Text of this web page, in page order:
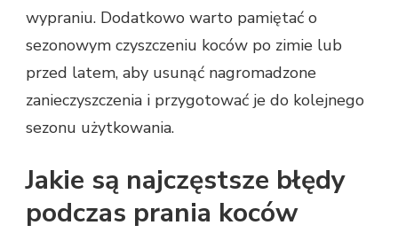
wypraniu. Dodatkowo warto pamiętać o
sezonowym czyszczeniu koców po zimie lub
przed latem, aby usunąć nagromadzone
zanieczyszczenia i przygotować je do kolejnego
sezonu użytkowania.
Jakie są najczęstsze błędy
podczas prania koców